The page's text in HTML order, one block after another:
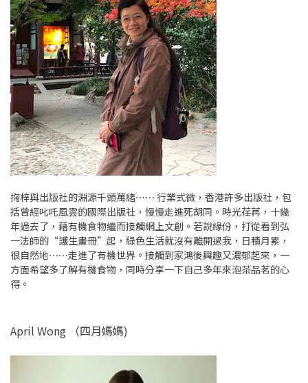
掬梓與出版社的淵源千頭萬緒⋯⋯ 行業式微，香港許多出版社，包
括曾經叱吒風雲的國際出版社，慢慢走進死胡同。時光荏苒，十幾
年過去了，藉有機食物繼而接觸網上文創。若說緣份，打從看到弘
一法師的“護生畫冊”起，綠色生活就沒有離開過我，日積月累，
很自然地⋯⋯走進了有機世界。接觸到家鴻後興趣又濃郁起來，一
方面希望多了解有機食物，同時分享一下自己多年來泡茶品茗的心
得。
April Wong （四月媽媽)